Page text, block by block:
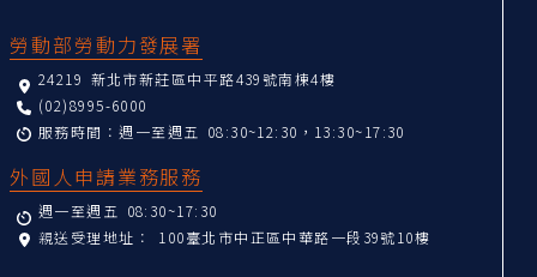
勞動部勞動力發展署
24219 新北市新莊區中平路439號南棟4樓
(02)8995-6000
服務時間：週一至週五 08:30~12:30，13:30~17:30
外國人申請業務服務
週一至週五 08:30~17:30
親送受理地址： 100臺北市中正區中華路一段39號10樓